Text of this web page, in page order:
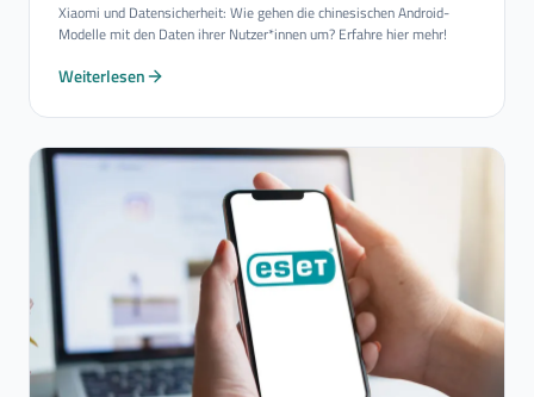
Xiaomi und Datensicherheit: Wie gehen die chinesischen Android-
Modelle mit den Daten ihrer Nutzer*innen um? Erfahre hier mehr!
Weiterlesen